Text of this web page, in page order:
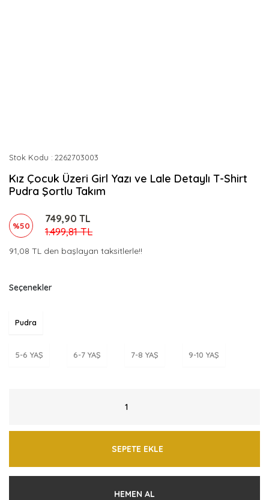
Stok Kodu 2262703003
Kız Çocuk Üzeri Girl Yazı ve Lale Detaylı T-Shirt
Pudra Şortlu Takım
%50
749,90 TL
1.499,81 TL
91,08 TL den başlayan taksitlerle!!
Seçenekler
Pudra
5-6 YAŞ 6-7 YAŞ 7-8 YAŞ 9-10 YAŞ
SEPETE EKLE
HEMEN AL